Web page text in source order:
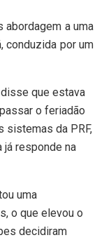
abordagem a uma
conduzida por um
que estava
o feriadão
sistemas da PRF,
responde na
uma
o que elevou o
decidiram